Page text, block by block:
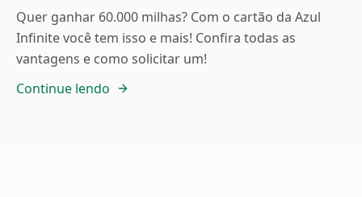
Quer ganhar 60.000 milhas? Com o cartão da Azul
Infinite você tem isso e mais! Confira todas as
vantagens e como solicitar um!
Continue lendo